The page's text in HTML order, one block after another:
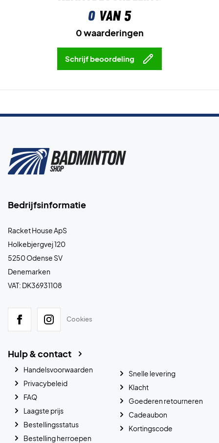
0van 5
0 waarderingen
Schrijf beoordeling
Bedrijfsinformatie
Racket House ApS
Holkebjergvej 120
5250 Odense SV
Denemarken
VAT: DK36931108
Cookies
Hulp & contact
Handelsvoorwaarden
Privacybeleid
FAQ
Laagste prijs
Bestellingsstatus
Bestelling herroepen
Snelle levering
Klacht
Goederen retourneren
Cadeaubon
Kortingscode